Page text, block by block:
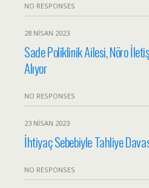
NO RESPONSES
28 NISAN 2023
Sade Poliklinik Ailesi, Nöro
Alıyor
NO RESPONSES
23 NISAN 2023
İhtiyaç Sebebiyle Tahliye
NO RESPONSES